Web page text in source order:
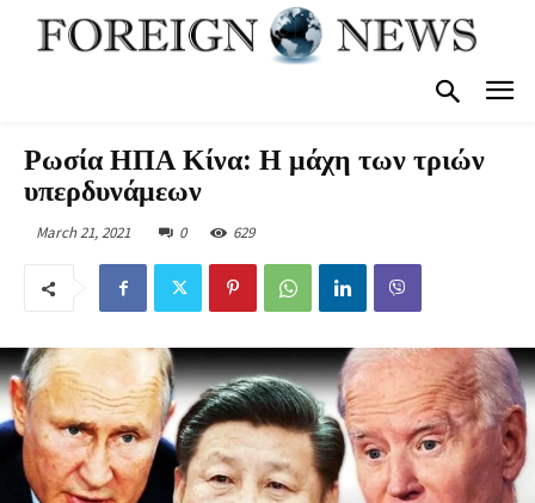
Ρωσία ΗΠΑ Κίνα: Η μάχη των τριών
υπερδυνάμεων
March 21, 2021 0 629